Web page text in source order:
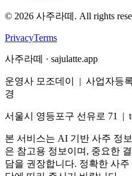
© 2026 사주라떼. All rights
PrivacyTerms
사주라떼 · sajulatte.app
운영사 모조데이 | 사업자등
경
서울시 영등포구 선유로 71 |
본 서비스는 AI 기반 사주 정
은 참고용 정보이며, 중요한
담을 권장합니다. 정확한 사